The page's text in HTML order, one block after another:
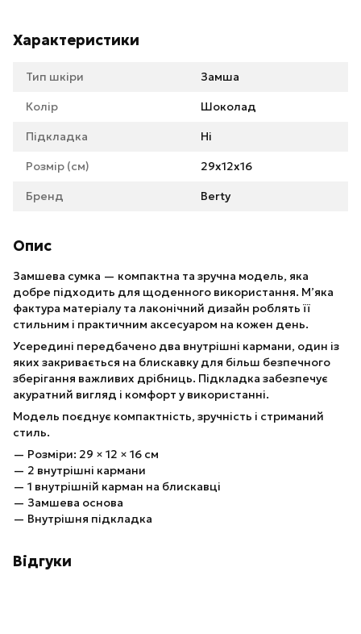
Характеристики
Тип шкіри Замша
Колір Шоколад
Підкладка Ні
Розмір (см) 29х12х16
Бренд Berty
Опис
Замшева сумка — компактна та зручна модель, яка
добре підходить для щоденного використання. М’яка
фактура матеріалу та лаконічний дизайн роблять її
стильним і практичним аксесуаром на кожен день.
Усередині передбачено два внутрішні кармани, один із
яких закривається на блискавку для більш безпечного
зберігання важливих дрібниць. Підкладка забезпечує
акуратний вигляд і комфорт у використанні.
Модель поєднує компактність, зручність і стриманий
стиль.
— Розміри: 29 × 12 × 16 см
— 2 внутрішні кармани
— 1 внутрішній карман на блискавці
— Замшева основа
— Внутрішня підкладка
Відгуки